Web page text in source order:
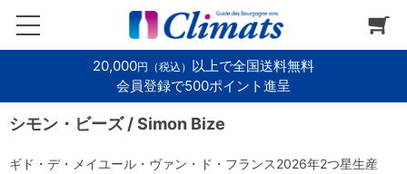
20,000円（税込） 以上で全国送料無料
会員登録で500ポイント進呈
シモン・ビーズ / Simon Bize
ギド・デ・メイユール・ヴァン・ド・フランス2026年2つ星生産